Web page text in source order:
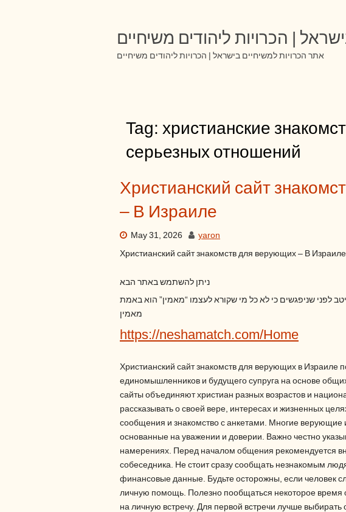
| הכרויות ליהודים משיחיים
אתר הכרויות למשיחיים בישראל | הכרויות ליהודים משיחיים
Tag: христианские
серьезных отношений
Христианский сайт
– В Израиле
May 31, 2026 yaron
Христианский сайт знакомств для верующих – В Израиле
ניתן להשתמש באתר הבא
לפני שניפגשים כי לא כל מי שקורא לעצמו “מאמין” הוא באמת
מאמין
https://neshamatch.com/Home
Христианский сайт знакомств для верующих в Израиле
единомышленников и будущего супруга на основе
сайты объединяют христиан разных возрастов и
рассказывать о своей вере, интересах и жизненных
сообщения и знакомство с анкетами. Многие верующие
основанные на уважении и доверии. Важно честно
намерениях. Перед началом общения рекомендуется
собеседника. Не стоит сразу сообщать незнакомым
финансовые данные. Будьте осторожны, если человек
личную помощь. Полезно пообщаться некоторое время
на личную встречу. Для первой встречи лучше